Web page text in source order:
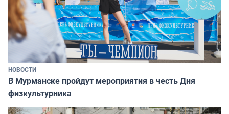
НОВОСТИ
В Мурманске пройдут мероприятия в честь Дня
физкультурника